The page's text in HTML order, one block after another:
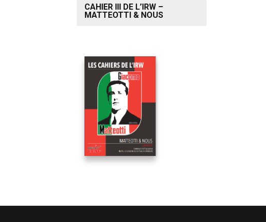
CAHIER III DE L’IRW –
MATTEOTTI & NOUS